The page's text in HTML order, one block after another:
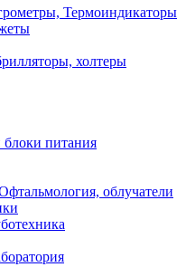
Термоиндикаторы
холтеры
питания
облучатели